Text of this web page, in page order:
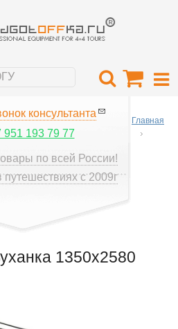
консультанта
951 193 79 77
по всей России!
с 2009г
Главная
1350x2580